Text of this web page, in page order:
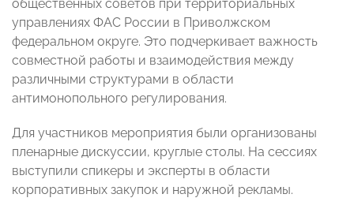
общественных советов при территориальных
управлениях ФАС России в Приволжском
федеральном округе. Это подчеркивает важность
совместной работы и взаимодействия между
различными структурами в области
антимонопольного регулирования.
Для участников мероприятия были организованы
пленарные дискуссии, круглые столы. На сессиях
выступили спикеры и эксперты в области
корпоративных закупок и наружной рекламы.